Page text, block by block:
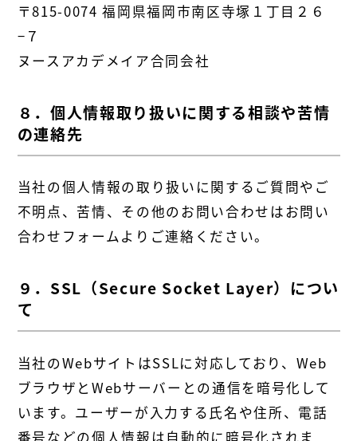
〒815-0074 福岡県福岡市南区寺塚１丁目２６
−７
ヌースアカデメイア合同会社
８．個人情報取り扱いに関する相談や苦情
の連絡先
当社の個人情報の取り扱いに関するご質問やご
不明点、苦情、その他のお問い合わせはお問い
合わせフォームよりご連絡ください。
９．SSL（Secure Socket Layer）につい
て
当社のWebサイトはSSLに対応しており、Web
ブラウザとWebサーバーとの通信を暗号化して
います。ユーザーが入力する氏名や住所、電話
番号などの個人情報は自動的に暗号化されま